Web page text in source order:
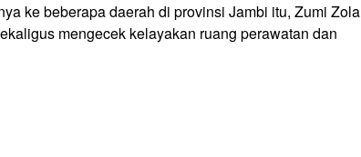
ke beberapa daerah di provinsi Jambi itu, Zumi Zola
mengecek kelayakan ruang perawatan dan